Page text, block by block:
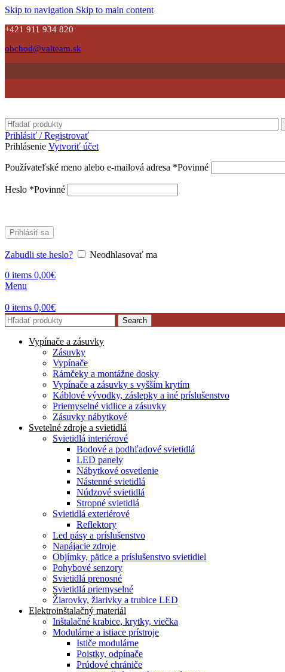
Skip to navigation Skip to main content
+421 911 934 820
obchod@valteam.sk
Prihlásiť / Registrovať
Prihlásenie Vytvoriť účet
Používateľské meno alebo e-mailová adresa *Povinné
Heslo *Povinné
Prihlásiť sa
Zabudli ste heslo?
Neodhlasovať ma
0 items 0,00€
Menu
0 items 0,00€
Search
Vypínače a zásuvky
Zásuvky
Vypínače
Rámčeky a montážne dosky
Vypínače a zásuvky s vyšším krytím
Káblové vývodky, záslepky a iné príslušenstvo
Priemyselné vidlice a zásuvky
Zásuvky nábytkové
Svetelné zdroje a svietidlá
Svietidlá interiérové
Bodové a podhľadové svietidlá
LED panely
Nábytkové osvetlenie
Nástenné svietidlá
Núdzové svietidlá
Stropné svietidlá
Svietidlá exteriérové
Reflektory
Led pásy a príslušenstvo
Napájacie zdroje
Objímky, pätice a príslušenstvo svietidiel
Pohybové senzory
Svietidlá prenosné
Svietidlá priemyselné
Žiarovky, žiarivky a trubice LED
Elektroinštalačný materiál
Inštalačné krabice, krytky, viečka
Modulárne a istiace prístroje
Ističe modulárne
Poistky, odpínače
Prúdové chrániče